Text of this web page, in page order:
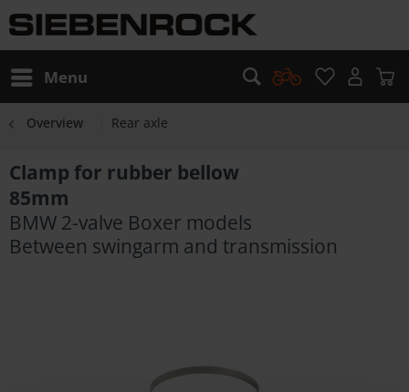
Menu
Overview Rear axle
Clamp for rubber bellow
85mm
BMW 2-valve Boxer models
Between swingarm and transmission